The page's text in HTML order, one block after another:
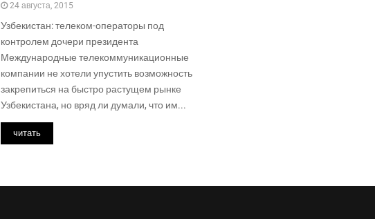
24 августа, 2015
Узбекистан: телеком-операторы под
контролем дочери президента
Международные телекоммуникационные
компании не хотели упустить возможность
закрепиться на быстро растущем рынке
Узбекистана, но вряд ли думали, что им...
читать